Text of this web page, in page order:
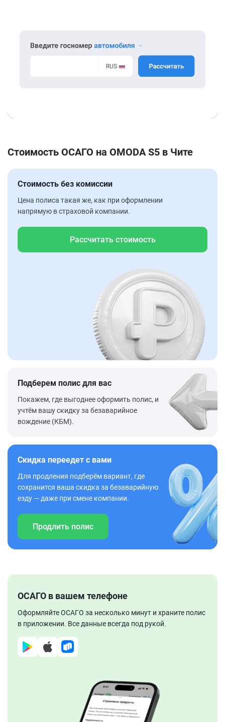
Стоимость ОСАГО на OMODA S5 в Чите
Стоимость без комиссии
Цена полиса такая же, как при оформлении
напрямую в страховой компании.
Рассчитать стоимость
Подберем полис для вас
Покажем, где выгоднее оформить полис, и
учтём вашу скидку за безаварийное
вождение (КБМ).
Скидка переедет с вами
Для продления подберём вариант, где
сохранится ваша скидка за безаварийную
езду — даже при смене компании.
Продлить полис
ОСАГО в вашем телефоне
Оформляйте ОСАГО за несколько минут и храните полис
в приложении. Все данные всегда под рукой.